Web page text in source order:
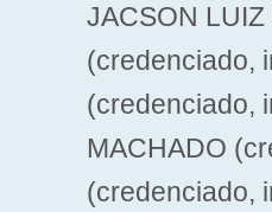
JACSON
(credenciado,
(credenciado,
MACHADO
(credenciado,